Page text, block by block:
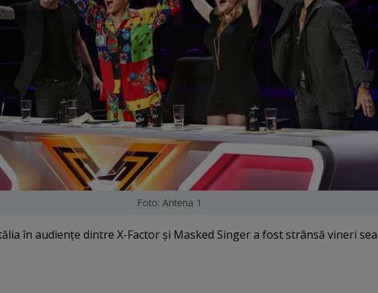
Foto: Antena 1
în audienţe dintre X-Factor şi Masked Singer a fost strânsă vineri